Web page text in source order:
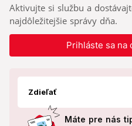
Aktivujte si službu a
najdôležitejšie správy dňa.
Prihláste sa
Zdieľať
Máte pre nás